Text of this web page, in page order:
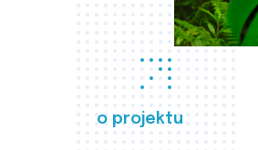
o projektu